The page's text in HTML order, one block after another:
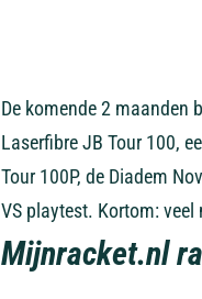
De komende 2 maanden
Laserfibre JB Tour 100,
Tour 100P, de Diadem
VS playtest. Kortom:
Mijnracket.nl